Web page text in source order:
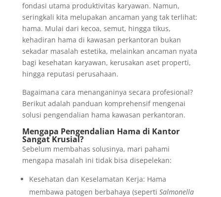
fondasi utama produktivitas karyawan. Namun,
seringkali kita melupakan ancaman yang tak terlihat:
hama. Mulai dari kecoa, semut, hingga tikus,
kehadiran hama di kawasan perkantoran bukan
sekadar masalah estetika, melainkan ancaman nyata
bagi kesehatan karyawan, kerusakan aset properti,
hingga reputasi perusahaan.
Bagaimana cara menanganinya secara profesional?
Berikut adalah panduan komprehensif mengenai
solusi pengendalian hama kawasan perkantoran.
Mengapa Pengendalian Hama di Kantor
Sangat Krusial?
Sebelum membahas solusinya, mari pahami
mengapa masalah ini tidak bisa disepelekan:
Kesehatan dan Keselamatan Kerja: Hama
membawa patogen berbahaya (seperti Salmonella